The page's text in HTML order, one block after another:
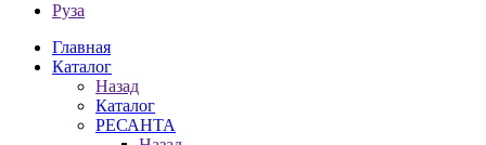
Руза
Главная
Каталог
Назад
Каталог
РЕСАНТА